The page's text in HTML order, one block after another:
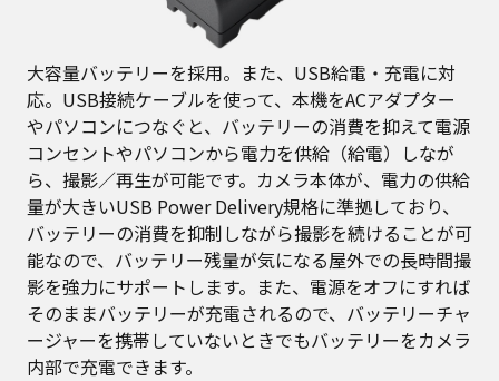
大容量バッテリーを採用。また、USB給電・充電に対
応。USB接続ケーブルを使って、本機をACアダプター
やパソコンにつなぐと、バッテリーの消費を抑えて電源
コンセントやパソコンから電力を供給（給電）しなが
ら、撮影／再生が可能です。カメラ本体が、電力の供給
量が大きいUSB Power Delivery規格に準拠しており、
バッテリーの消費を抑制しながら撮影を続けることが可
能なので、バッテリー残量が気になる屋外での長時間撮
影を強力にサポートします。また、電源をオフにすれば
そのままバッテリーが充電されるので、バッテリーチャ
ージャーを携帯していないときでもバッテリーをカメラ
内部で充電できます。